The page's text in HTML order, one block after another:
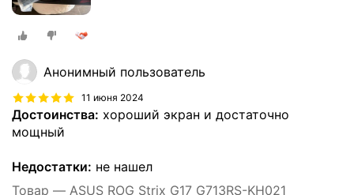
Анонимный пользователь
11 июня 2024
Достоинства: хороший экран и достаточно
мощный
Недостатки: не нашел
Товар — ASUS ROG Strix G17 G713RS-KH021